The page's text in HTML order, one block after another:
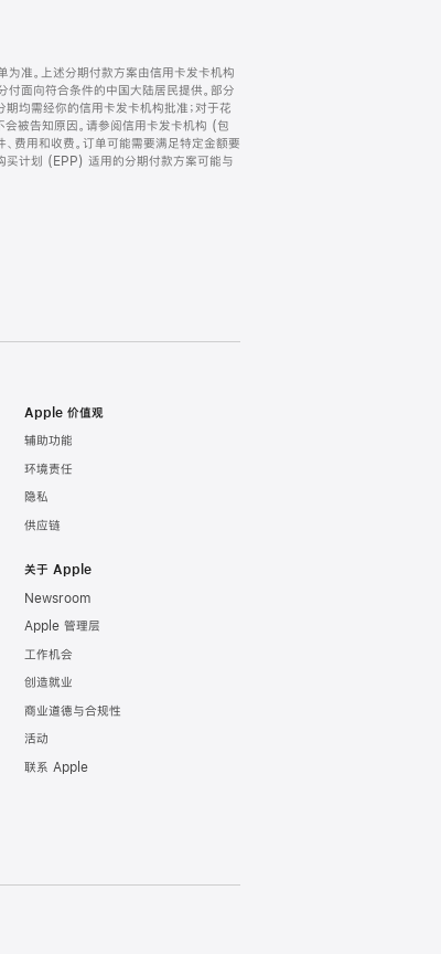
为准。上述分期付款方案由信用卡发卡机构
面向符合条件的中国大陆居民提供。部分
均需经你的信用卡发卡机构批准；对于花
会被告知原因。请参阅信用卡发卡机构 (包
费用和收费。订单可能需要满足特定金额要
买计划 (EPP) 适用的分期付款方案可能与
Apple 价值观
辅助功能
环境责任
隐私
供应链
关于 Apple
Newsroom
Apple 管理层
工作机会
创造就业
商业道德与合规性
活动
联系 Apple